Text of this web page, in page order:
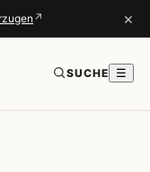
↗ ×
SUCHE ☰